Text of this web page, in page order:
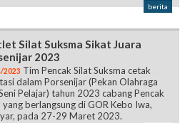
berita
Silat Suksma Sikat Juara
2023
2023 Tim Pencak Silat Suksma cetak
dalam Porsenijar (Pekan Olahraga
Pelajar) tahun 2023 cabang Pencak
yang berlangsung di GOR Kebo Iwa,
pada 27-29 Maret 2023.